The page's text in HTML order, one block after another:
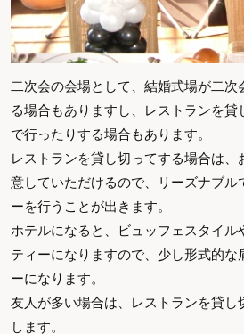
二次会の会場として、結婚式場が二次
る場合もありますし、レストランを
で行ったりする場合もあります。
レストランを貸し切ってする場合は、
意していただけるので、リーズナブル
ーを行うことが出きます。
ホテルになると、ビュッフェスタイル
ティーになりますので、少し形式的な
ーになります。
友人が多い場合は、レストランを貸し
します。